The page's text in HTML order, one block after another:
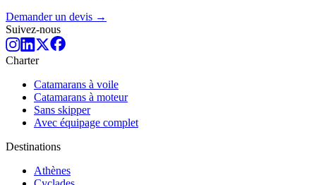
Demander un devis →
Suivez-nous
Charter
Catamarans à voile
Catamarans à moteur
Sans skipper
Avec équipage complet
Destinations
Athènes